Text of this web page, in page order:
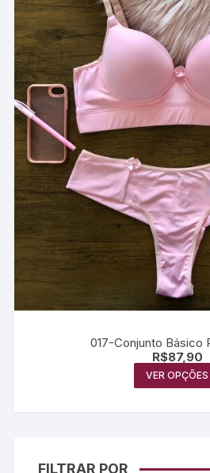
017-Conjunto Básico
R$87,90
VER OPÇÕES
FILTRAR POR